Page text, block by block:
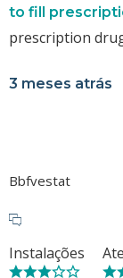
to fill
prescription
3 meses atrás
Bbfvestat
Instalações